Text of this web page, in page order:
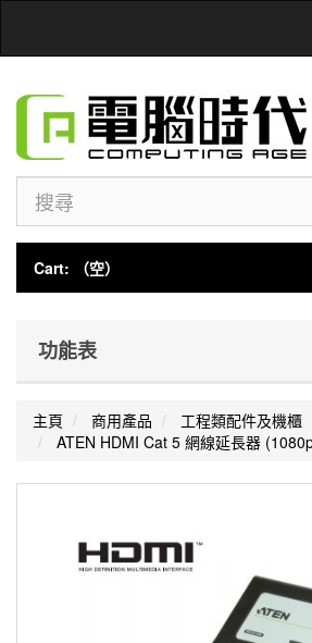
Cart: （空）
功能表
主頁 商用產品
工程類配件及機櫃
ATEN HDMI Cat 5 網線延長器